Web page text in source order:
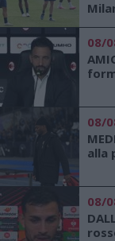
08/
08/
alla
08/